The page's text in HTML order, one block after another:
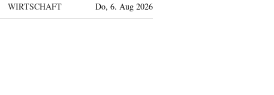
WIRTSCHAFT Do, 6. Aug 2026